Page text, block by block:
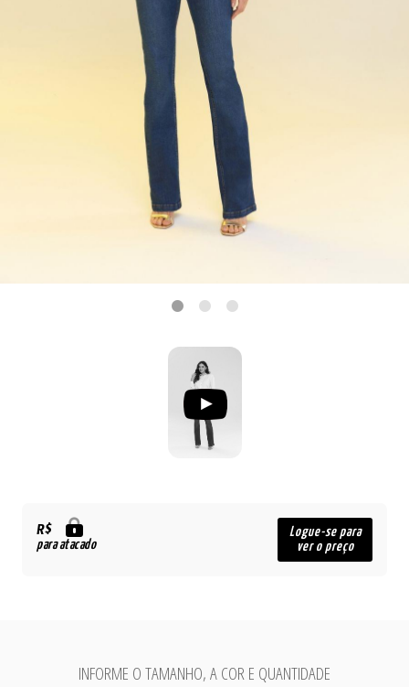
R$
para atacado
Logue-se para
ver o preço
INFORME O TAMANHO, A COR E QUANTIDADE